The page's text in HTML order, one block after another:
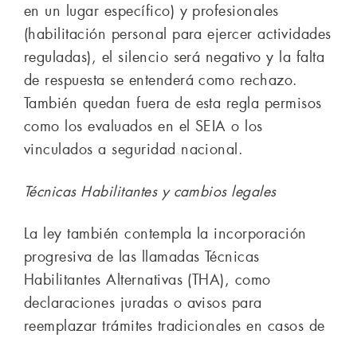
en un lugar específico) y profesionales
(habilitación personal para ejercer actividades
reguladas), el silencio será negativo y la falta
de respuesta se entenderá como rechazo.
También quedan fuera de esta regla permisos
como los evaluados en el SEIA o los
vinculados a seguridad nacional.
Técnicas Habilitantes y cambios legales
La ley también contempla la incorporación
progresiva de las llamadas Técnicas
Habilitantes Alternativas (THA), como
declaraciones juradas o avisos para
reemplazar trámites tradicionales en casos de